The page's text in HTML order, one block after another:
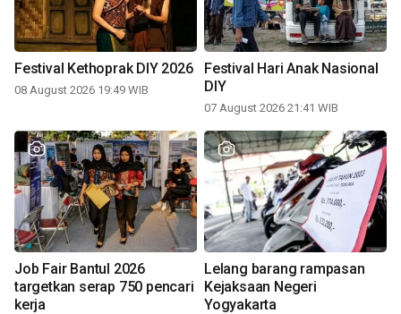
Festival Kethoprak DIY 2026
08 August 2026 19:49 WIB
Festival Hari Anak Nasional
DIY
07 August 2026 21:41 WIB
Job Fair Bantul 2026
targetkan serap 750 pencari
kerja
Lelang barang rampasan
Kejaksaan Negeri
Yogyakarta